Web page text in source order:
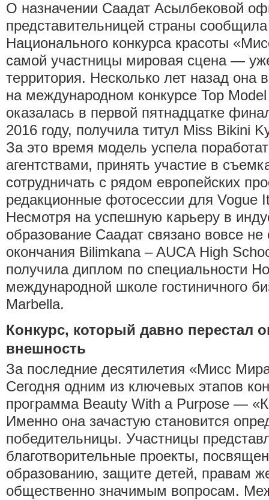
О назначении Саадат Асылбековой
представительницей страны
Национального конкурса красоты
самой участницы мировая сцена —
территория. Несколько лет назад
на международном конкурсе Top
оказалась в первой пятнадцатке
2016 году, получила титул Miss Bikini
За это время модель успела
агентствами, принять участие в
сотрудничать с рядом европейских
редакционные фотосессии для Vogue
Несмотря на успешную карьеру в
образование Саадат связано вовсе
окончания Bilimkana – AUCA High
получила диплом по специальности
международной школе гостиничного
Marbella.
Конкурс, который давно перестал
внешность
За последние десятилетия «Мисс
Сегодня одним из ключевых этапов
программа Beauty With a Purpose —
Именно она зачастую становится
победительницы. Участницы
благотворительные проекты,
образованию, защите детей, правам
общественно значимым вопросам.